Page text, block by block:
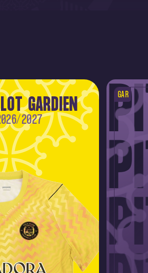
GARDIEN
2027
GAR